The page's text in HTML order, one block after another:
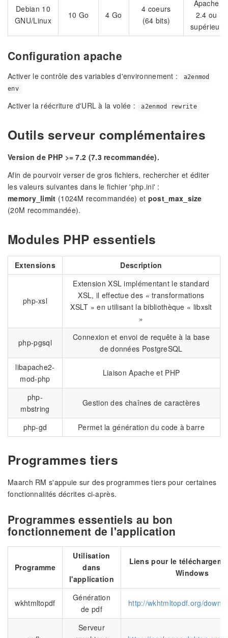
Debian 10
GNU/Linux
10 Go 4 Go
4 coeurs
(64 bits)
Apache
2.4 ou
supérieur
Configuration apache
Activer le contrôle des variables d'environnement :
a2enmod
env
Activer la réécriture d'URL à la volée : a2enmod rewrite
Outils serveur complémentaires
Version de PHP >= 7.2 (7.3 recommandée).
Afin de pourvoir verser de gros fichiers, rechercher et éditer
les valeurs suivantes dans le fichier 'php.ini' :
memory_limit (1024M recommandée) et post_max_size
(20M recommandée).
Modules PHP essentiels
Extensions Description
php-xsl
Extension XSL implémentant le standard
XSL, il effectue des « transformations
XSLT » en utilisant la bibliothèque « libxslt
»
php-pgsql
Connexion et envoi de requête à la base
de données PostgreSQL
libapache2-
mod-php
Liaison Apache et PHP
php-
mbstring
Gestion des chaînes de caractères
php-gd Permet la génération du code à barre
Programmes tiers
Maarch RM s'appuie sur des programmes tiers pour certaines
fonctionnalités décrites ci-après.
Programmes essentiels au bon
fonctionnement de l'application
Programme
Utilisation
dans
l'application
Liens pour le
Windows
wkhtmltopdf
Génération
de pdf
http://wkhtmltopdf.org/
Serveur